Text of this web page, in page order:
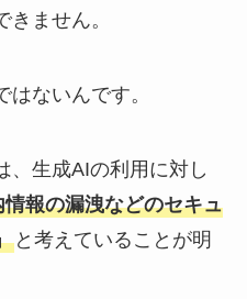
ません。
ないんです。
、生成AIの利用に対し
報の漏洩などのセキュ
と考えていることが明